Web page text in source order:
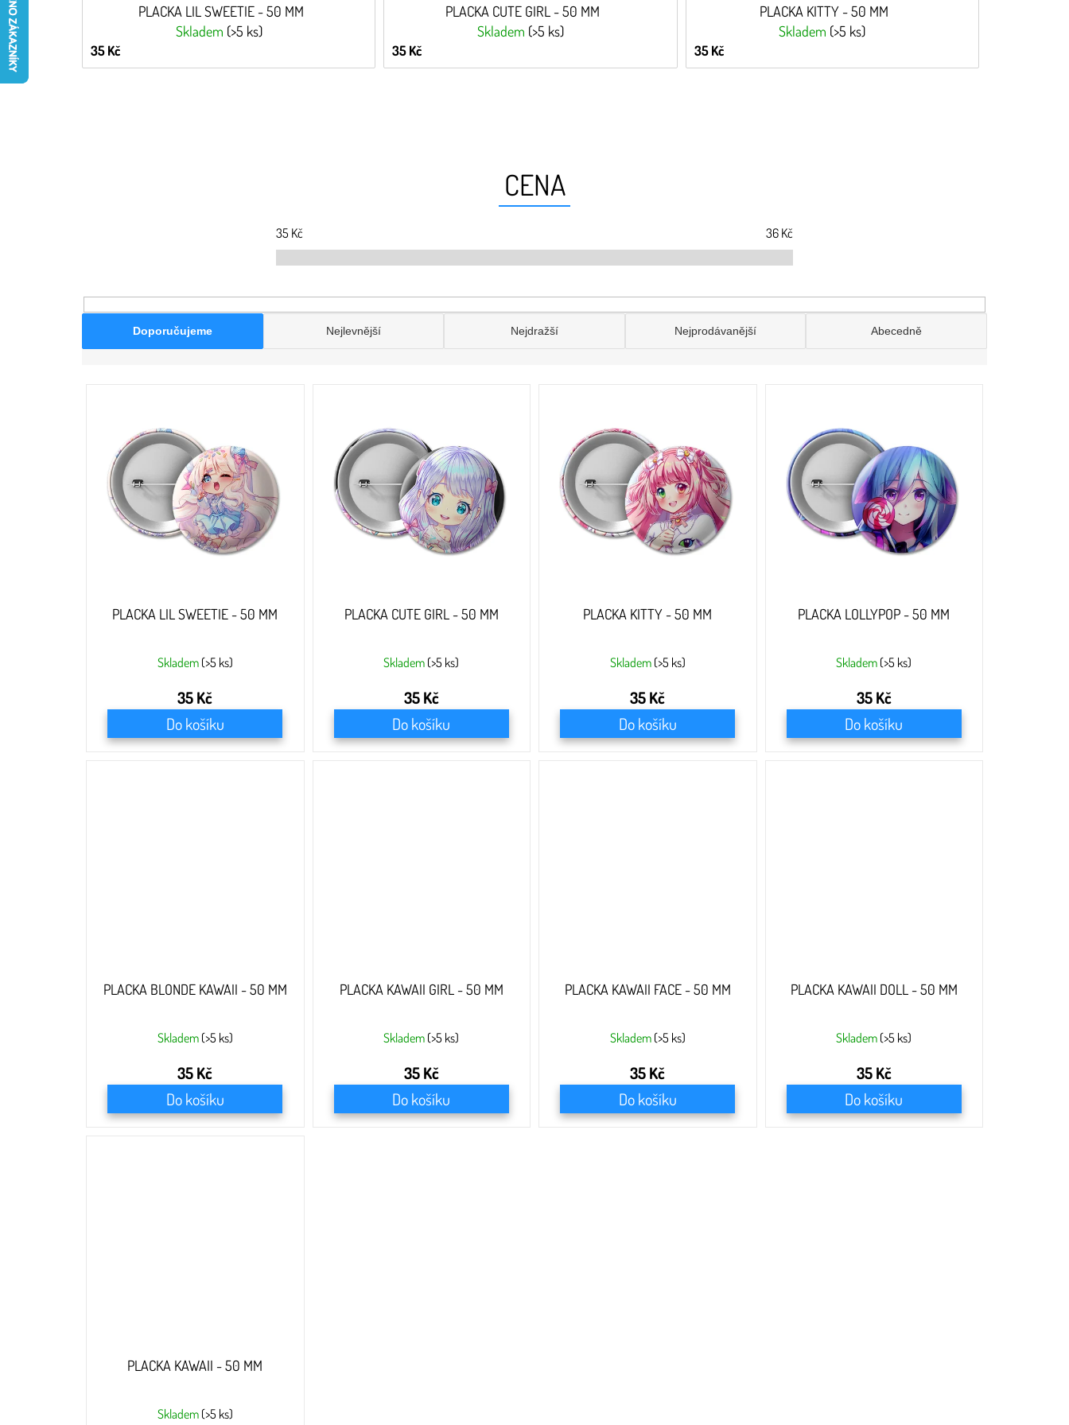
PLACKA LIL SWEETIE - 50 MM
Skladem (>5 ks)
35 Kč
PLACKA CUTE GIRL - 50 MM
Skladem (>5 ks)
35 Kč
PLACKA KITTY - 50 MM
Skladem (>5 ks)
35 Kč
CENA
35 Kč 36 Kč
Doporučujeme Nejlevnější Nejdražší Nejprodávanější Abecedně
PLACKA LIL SWEETIE - 50 MM
Skladem (>5 ks)
35 Kč
Do košíku
PLACKA CUTE GIRL - 50 MM
Skladem (>5 ks)
35 Kč
Do košíku
PLACKA KITTY - 50 MM
Skladem (>5 ks)
35 Kč
Do košíku
PLACKA LOLLYPOP - 50 MM
Skladem (>5 ks)
35 Kč
Do košíku
PLACKA BLONDE KAWAII - 50 MM
Skladem (>5 ks)
35 Kč
Do košíku
PLACKA KAWAII GIRL - 50 MM
Skladem (>5 ks)
35 Kč
Do košíku
PLACKA KAWAII FACE - 50 MM
Skladem (>5 ks)
35 Kč
Do košíku
PLACKA KAWAII DOLL - 50 MM
Skladem (>5 ks)
35 Kč
Do košíku
PLACKA KAWAII - 50 MM
Skladem (>5 ks)